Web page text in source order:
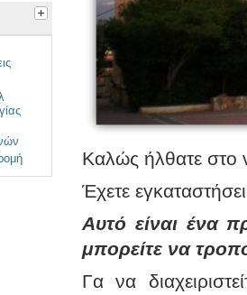
Καλώς ήλθατε
Έχετε
Αυτό είναι ένα
μπορείτε να
Γα να